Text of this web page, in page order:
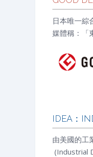
日本唯一綜
媒體稱：「
IDEA：
由美國的工
(Industrial